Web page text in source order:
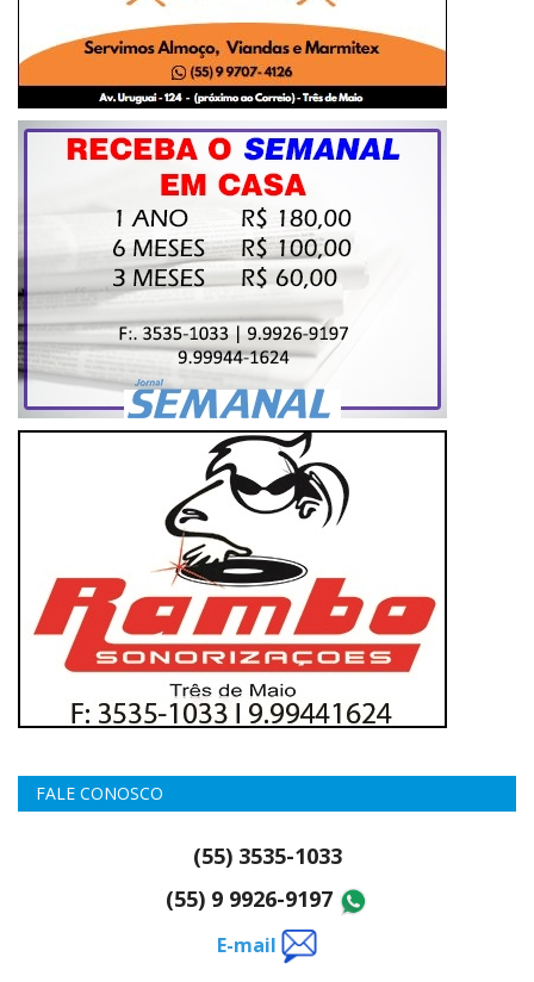
FALE CONOSCO
(55) 3535-1033
(55) 9 9926-9197
E-mail